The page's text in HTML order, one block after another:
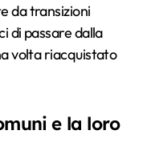
da transizioni
di passare dalla
volta riacquistato
e la loro